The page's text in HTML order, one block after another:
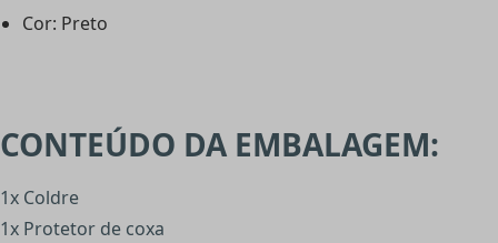
Cor: Preto
CONTEÚDO DA EMBALAGEM:
1x Coldre
1x Protetor de coxa